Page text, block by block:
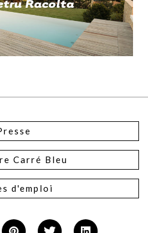
Racolta
Carré Bleu
d'emploi